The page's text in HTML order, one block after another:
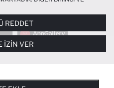
DAHA IYI BIR ALIŞVERIŞ
DAHA IŞLEVSEL KILINMASI VE
HALINDE, SIZLERE
YAPILMASI AMAÇLARIYLA
ÇEREZLERE DAIR TERCIHLERINIZI
HER ZAMAN YÖNETEBILIR,
REDDET
İZIN VER